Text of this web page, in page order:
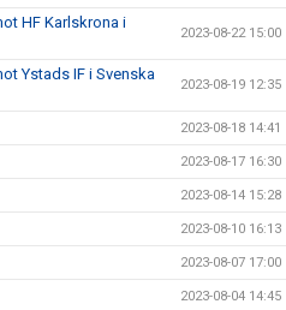
HF Karlskrona i
2023-08-22 15:00
Ystads IF i Svenska
2023-08-19 12:35
2023-08-18 14:41
2023-08-17 16:30
2023-08-14 15:28
2023-08-10 16:13
2023-08-07 17:00
2023-08-04 14:45